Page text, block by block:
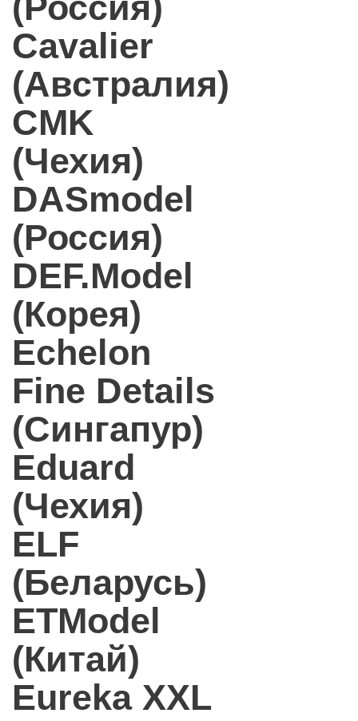
Cavalier
(Австралия)
CMK
(Чехия)
DASmodel
(Россия)
DEF.Model
(Корея)
Echelon
Fine Details
(Сингапур)
Eduard
(Чехия)
ELF
(Беларусь)
ETModel
(Китай)
Eureka XXL